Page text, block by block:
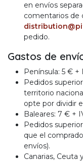
en envíos
comentarios de
pedido.
Gastos de
Península: 5 € +
Pedidos
territorio
opte por dividir
Baleares: 7 € +
Pedidos
que el
envíos).
Canarias, Ceuta